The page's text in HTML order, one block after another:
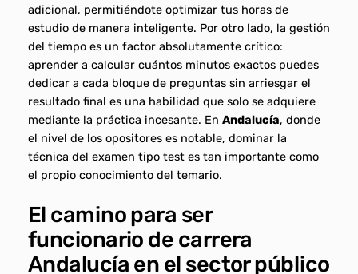
adicional, permitiéndote optimizar tus horas de
estudio de manera inteligente. Por otro lado, la gestión
del tiempo es un factor absolutamente crítico:
aprender a calcular cuántos minutos exactos puedes
dedicar a cada bloque de preguntas sin arriesgar el
resultado final es una habilidad que solo se adquiere
mediante la práctica incesante. En Andalucía, donde
el nivel de los opositores es notable, dominar la
técnica del examen tipo test es tan importante como
el propio conocimiento del temario.
El camino para ser
funcionario de carrera
Andalucía en el sector público